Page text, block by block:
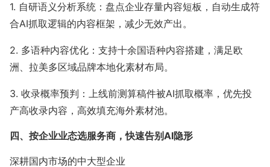
1. 自研语义分析系统：盘点企业存量内容短板，自动生成符
合AI抓取逻辑的内容框架，减少无效产出。
2. 多语种内容优化：支持十余国语种内容搭建，满足欧
洲、拉美多区域品牌本地化素材布局。
3. 收录概率预判：上线前测算稿件被AI抓取概率，优先投
产高收录内容，高效填充海外素材池。
四、按企业业态选服务商，快速告别AI隐形
深耕国内市场的中大型企业